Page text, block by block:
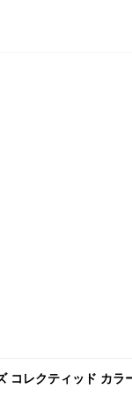
コレクティッド カラ